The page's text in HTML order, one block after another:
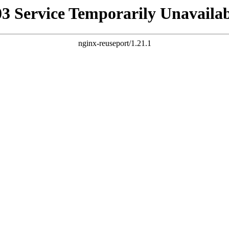
Service Temporarily
nginx-reuseport/1.21.1